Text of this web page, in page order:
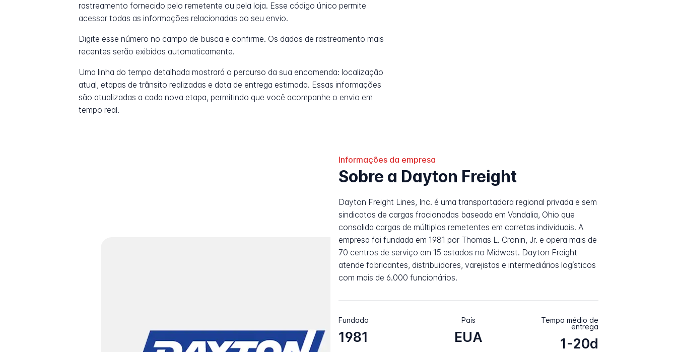
rastreamento fornecido pelo remetente ou pela loja. Esse código único permite
acessar todas as informações relacionadas ao seu envio.
Digite esse número no campo de busca e confirme. Os dados de rastreamento mais
recentes serão exibidos automaticamente.
Uma linha do tempo detalhada mostrará o percurso da sua encomenda: localização
atual, etapas de trânsito realizadas e data de entrega estimada. Essas informações
são atualizadas a cada nova etapa, permitindo que você acompanhe o envio em
tempo real.
Informações da empresa
Sobre a Dayton Freight
Dayton Freight Lines, Inc. é uma transportadora regional privada e sem
sindicatos de cargas fracionadas baseada em Vandalia, Ohio que
consolida cargas de múltiplos remetentes em carretas individuais. A
empresa foi fundada em 1981 por Thomas L. Cronin, Jr. e opera mais de
70 centros de serviço em 15 estados no Midwest. Dayton Freight
atende fabricantes, distribuidores, varejistas e intermediários logísticos
com mais de 6.000 funcionários.
Fundada
1981
País
EUA
Tempo médio de
entrega
1-20d